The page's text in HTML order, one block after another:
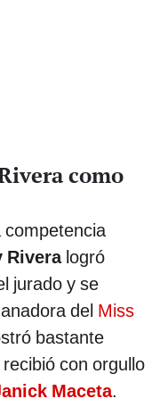
como
competencia
Riveralogró
jurado y se
del Miss
bastante
con orgullo
Maceta.